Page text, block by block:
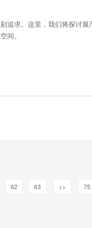
求。这里，我们将探讨展
间。
62 63 >> 75